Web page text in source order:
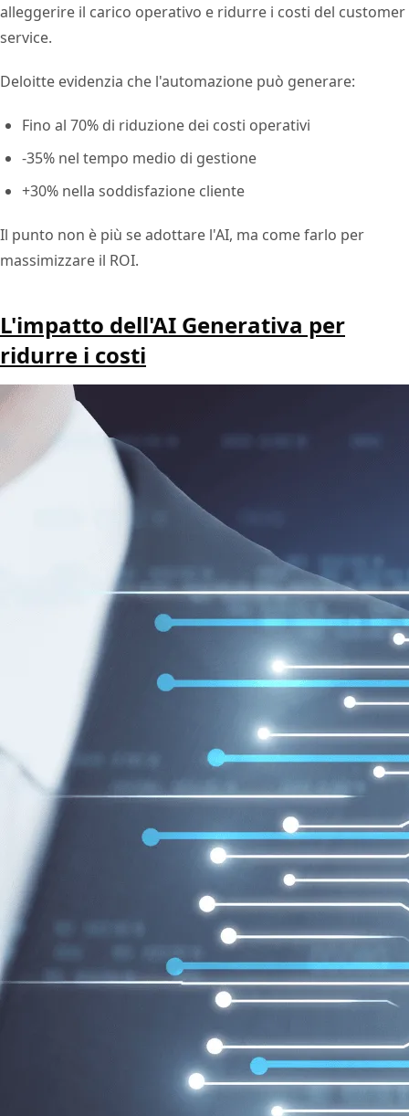
alleggerire il carico operativo e ridurre i costi del customer
service.
Deloitte evidenzia che l'automazione può generare:
Fino al 70% di riduzione dei costi operativi
-35% nel tempo medio di gestione
+30% nella soddisfazione cliente
Il punto non è più se adottare l'AI, ma come farlo per
massimizzare il ROI.
L'impatto dell'AI Generativa per
ridurre i costi